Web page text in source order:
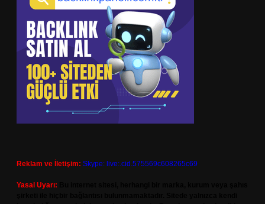
Reklam ve İletişim: Skype: live:.cid.575569c608265c69
Yasal Uyarı: